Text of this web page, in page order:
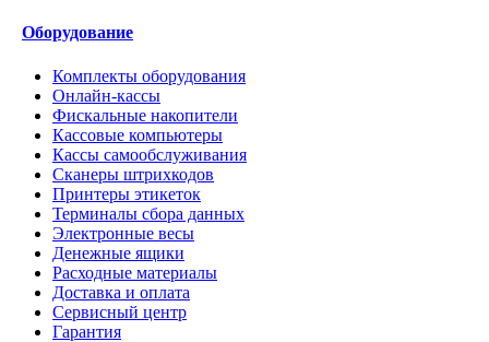
Оборудование
Комплекты оборудования
Онлайн-кассы
Фискальные накопители
Кассовые компьютеры
Кассы самообслуживания
Сканеры штрихкодов
Принтеры этикеток
Терминалы сбора данных
Электронные весы
Денежные ящики
Расходные материалы
Доставка и оплата
Сервисный центр
Гарантия